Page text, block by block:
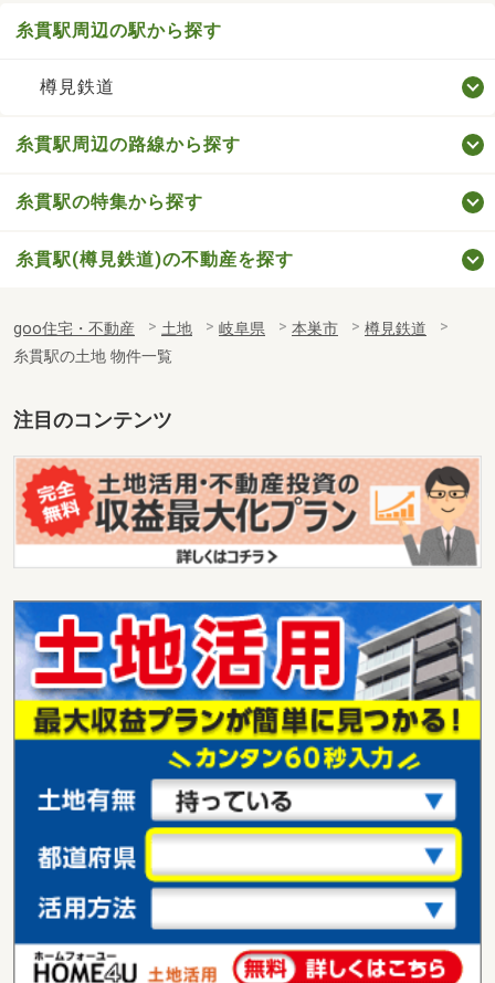
糸貫駅周辺の駅から探す
樽見鉄道
糸貫駅周辺の路線から探す
糸貫駅の特集から探す
糸貫駅(樽見鉄道)の不動産を探す
goo住宅・不動産 土地 岐阜県 本巣市
樽見鉄道
糸貫駅の土地 物件一覧
注目のコンテンツ